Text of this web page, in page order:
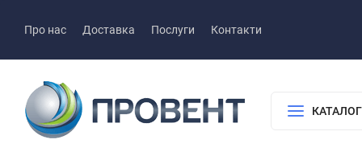
Про нас Доставка Послуги Контакти